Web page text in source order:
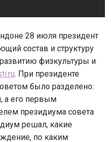
28 июля президент
состав и структуру
физкультуры и
. При президенте
было разделено:
а его первым
президиума совета
решал, какие
по каким